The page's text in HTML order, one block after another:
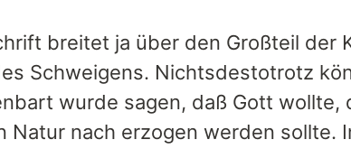
breitet ja über den Großteil der
Schweigens. Nichtsdestotrotz
wurde sagen, daß Gott wollte,
Natur nach erzogen werden sollte.